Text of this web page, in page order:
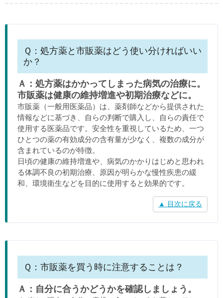
Ｑ：処方薬と市販薬はどう使い分ければいい
か？
Ａ：処方薬はかかってしまった病気の治療に。
市販薬は健康の維持増進や初期治療などに。
市販薬（一般用医薬品）は、薬剤師などから提供された
情報などに基づき、自らの判断で購入し、自らの責任で
使用する医薬品です。安全性を重視しているため、一つ
ひとつの薬の有効成分の含有量が少なく、複数の成分が
含まれているのが特徴。
日頃の健康の維持増進や、病気のかかりはじめと思われ
る体調不良の初期治療、原因が明らかな慢性疾患の緩
和、環境衛生などを目的に使用すると効果的です。
▲ 目次に戻る
Ｑ：市販薬を買う時に注意することは？
Ａ：自分に合うかどうかを確認しましょう。